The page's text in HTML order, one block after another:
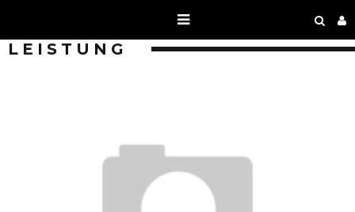
LEISTUNG